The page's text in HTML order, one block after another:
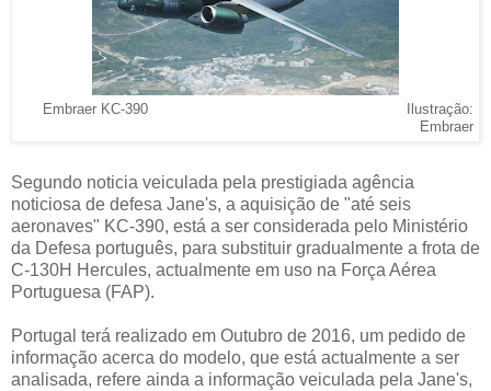
Embraer KC-390 Ilustração:
Embraer
Segundo noticia veiculada pela prestigiada agência
noticiosa de defesa Jane's, a aquisição de "até seis
aeronaves" KC-390, está a ser considerada pelo Ministério
da Defesa português, para substituir gradualmente a frota de
C-130H Hercules, actualmente em uso na Força Aérea
Portuguesa (FAP).
Portugal terá realizado em Outubro de 2016, um pedido de
informação acerca do modelo, que está actualmente a ser
analisada, refere ainda a informação veiculada pela Jane's,